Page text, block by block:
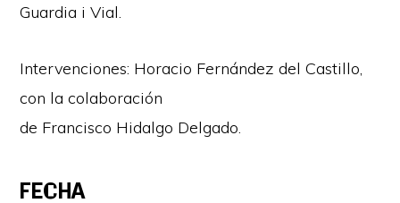
Guardia i Vial.
Intervenciones: Horacio Fernández del Castillo,
con la colaboración
de Francisco Hidalgo Delgado.
FECHA